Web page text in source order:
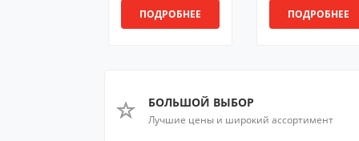
ПОДРОБНЕЕ ПОДРОБНЕЕ
БОЛЬШОЙ ВЫБОР
Лучшие цены и широкий ассортимент